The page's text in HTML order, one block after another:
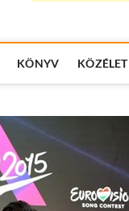
KÖNYV KÖZÉLET